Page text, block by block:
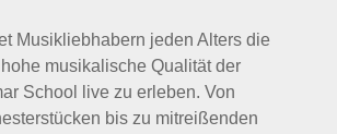
Musikliebhabern jeden Alters die
musikalische Qualität der
School live zu erleben. Von
bis zu mitreißenden